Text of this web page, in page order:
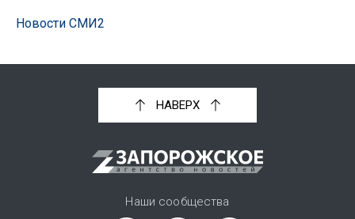
Новости СМИ2
НАВЕРХ
Наши сообщества